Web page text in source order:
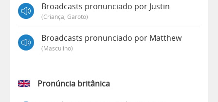
Broadcasts pronunciado por Justin
(criança, Garoto)
Broadcasts pronunciado por Matthew
(masculino)
Pronúncia britânica